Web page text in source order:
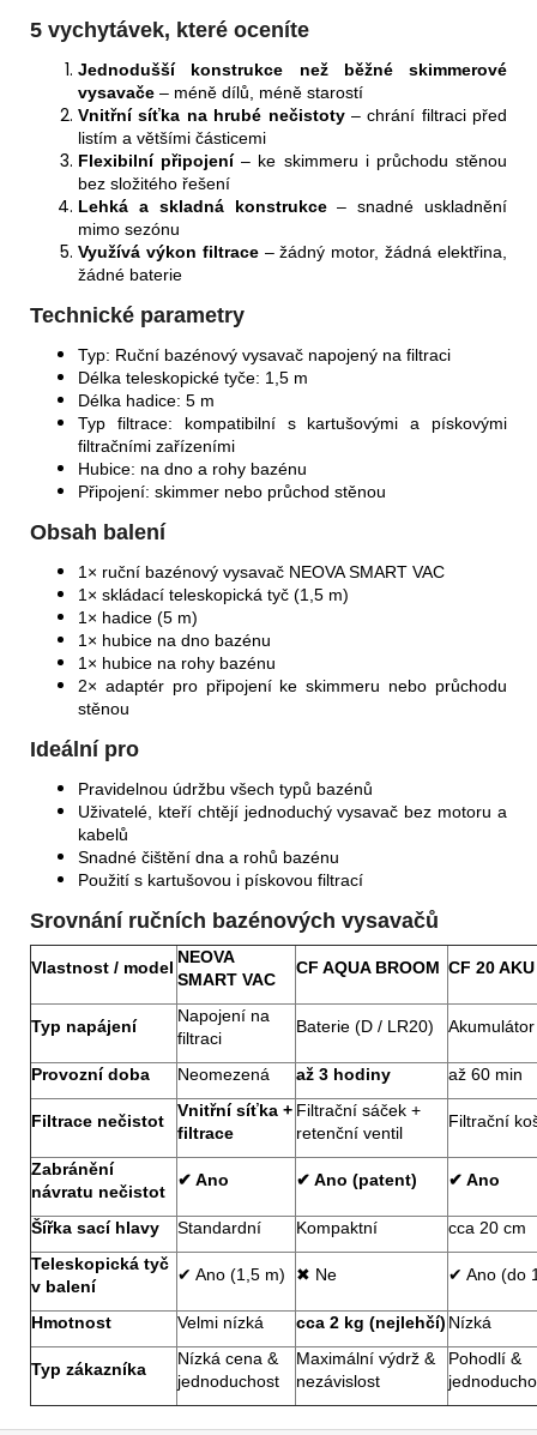
5 vychytávek, které oceníte
Jednodušší konstrukce než běžné skimmerové
vysavače – méně dílů, méně starostí
Vnitřní síťka na hrubé nečistoty– chrání filtraci před
listím a většími částicemi
Flexibilní připojení– ke skimmeru i průchodu stěnou
bez složitého řešení
Lehká a skladná konstrukce– snadné uskladnění
mimo sezónu
Využívá výkon filtrace– žádný motor, žádná elektřina,
žádné baterie
Technické parametry
Typ: Ruční bazénový vysavač napojený na filtraci
Délka teleskopické tyče: 1,5 m
Délka hadice: 5 m
Typ filtrace: kompatibilní s kartušovými a pískovými
filtračními zařízeními
Hubice: na dno a rohy bazénu
Připojení: skimmer nebo průchod stěnou
Obsah balení
1× ruční bazénový vysavač NEOVA SMART VAC
1× skládací teleskopická tyč (1,5 m)
1× hadice (5 m)
1× hubice na dno bazénu
1× hubice na rohy bazénu
2× adaptér pro připojení ke skimmeru nebo průchodu
stěnou
Ideální pro
Pravidelnou údržbu všech typů bazénů
Uživatelé, kteří chtějí jednoduchý vysavač bez motoru a
kabelů
Snadné čištění dna a rohů bazénu
Použití s kartušovou i pískovou filtrací
Srovnání ručních bazénových vysavačů
Vlastnost / model
NEOVA
SMART VAC
CF AQUA BROOM CF 20 AKU
Typ napájení
Napojení na
filtraci
Baterie (D / LR20)
Provozní doba Neomezená až 3 hodiny až 60 min
Filtrace nečistot
Vnitřní síťka +
filtrace
Filtrační sáček +
retenční ventil
Filtrační
Zabránění
návratu nečistot
✔ Ano ✔ Ano (patent) ✔ Ano
Šířka sací hlavy Standardní Kompaktní
cca 20 cm
Teleskopická tyč
v balení
✔ Ano (1,5 m) ✖ Ne ✔ Ano (do
Hmotnost Velmi nízká cca 2 kg (nejlehčí) Nízká
Typ zákazníka
Nízká cena &
jednoduchost
Maximální výdrž &
nezávislost
Pohodlí &